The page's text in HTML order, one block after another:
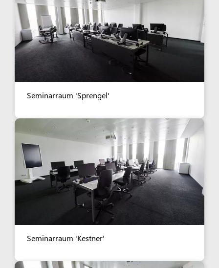
Seminarraum 'Sprengel'
Seminarraum 'Kestner'